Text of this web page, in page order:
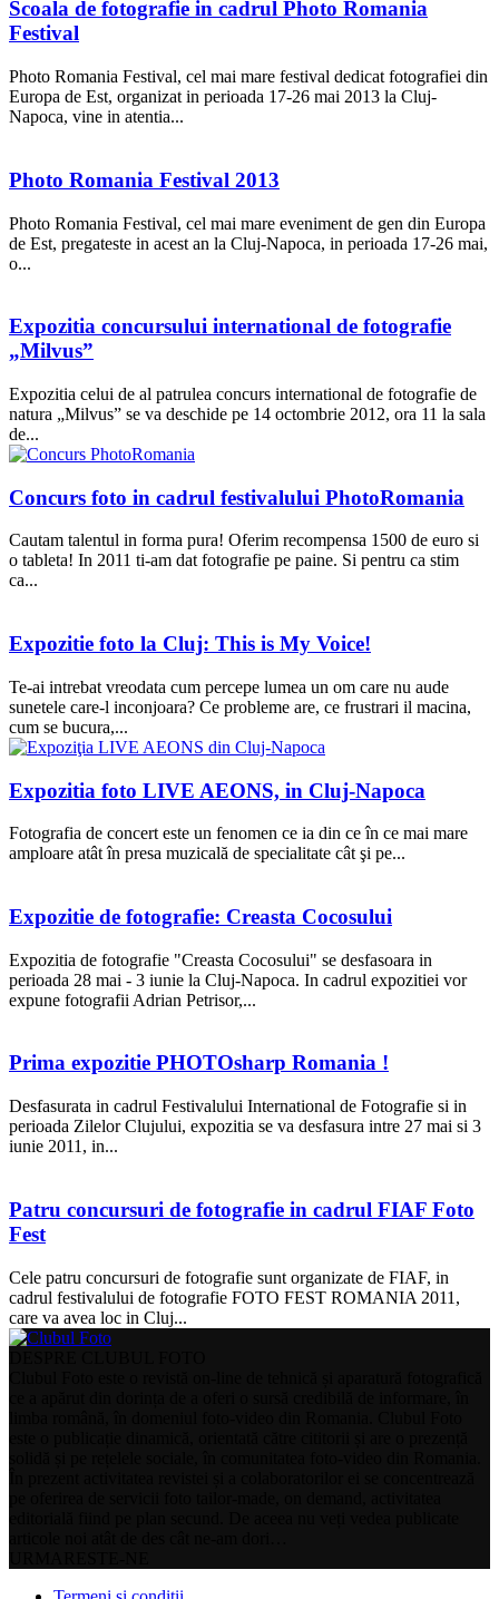
Scoala de fotografie in cadrul Photo Romania
Festival
Photo Romania Festival, cel mai mare festival dedicat fotografiei din
Europa de Est, organizat in perioada 17-26 mai 2013 la Cluj-
Napoca, vine in atentia...
Photo Romania Festival 2013
Photo Romania Festival, cel mai mare eveniment de gen din Europa
de Est, pregateste in acest an la Cluj-Napoca, in perioada 17-26 mai,
o...
Expozitia concursului international de fotografie
„Milvus”
Expozitia celui de al patrulea concurs international de fotografie de
natura „Milvus” se va deschide pe 14 octombrie 2012, ora 11 la sala
de...
Concurs foto in cadrul festivalului PhotoRomania
Cautam talentul in forma pura! Oferim recompensa 1500 de euro si
o tableta! In 2011 ti-am dat fotografie pe paine. Si pentru ca stim
ca...
Expozitie foto la Cluj: This is My Voice!
Te-ai intrebat vreodata cum percepe lumea un om care nu aude
sunetele care-l inconjoara? Ce probleme are, ce frustrari il macina,
cum se bucura,...
Expozitia foto LIVE AEONS, in Cluj-Napoca
Fotografia de concert este un fenomen ce ia din ce în ce mai mare
amploare atât în presa muzicală de specialitate cât şi pe...
Expozitie de fotografie: Creasta Cocosului
Expozitia de fotografie "Creasta Cocosului" se desfasoara in
perioada 28 mai - 3 iunie la Cluj-Napoca. In cadrul expozitiei vor
expune fotografii Adrian Petrisor,...
Prima expozitie PHOTOsharp Romania !
Desfasurata in cadrul Festivalului International de Fotografie si in
perioada Zilelor Clujului, expozitia se va desfasura intre 27 mai si 3
iunie 2011, in...
Patru concursuri de fotografie in cadrul FIAF Foto
Fest
Cele patru concursuri de fotografie sunt organizate de FIAF, in
cadrul festivalului de fotografie FOTO FEST ROMANIA 2011,
care va avea loc in Cluj...